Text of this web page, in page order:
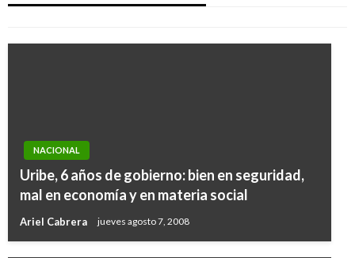
Iván Briceño miércoles octubre 30, 2019
NACIONAL
Uribe, 6 años de gobierno: bien en seguridad,
mal en economía y en materia social
Ariel Cabrera jueves agosto 7, 2008